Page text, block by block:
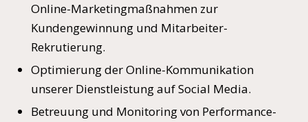
Online-Marketingmaßnahmen zur
Kundengewinnung und Mitarbeiter-
Rekrutierung.
Optimierung der Online-Kommunikation
unserer Dienstleistung auf Social Media.
Betreuung und Monitoring von Performance-